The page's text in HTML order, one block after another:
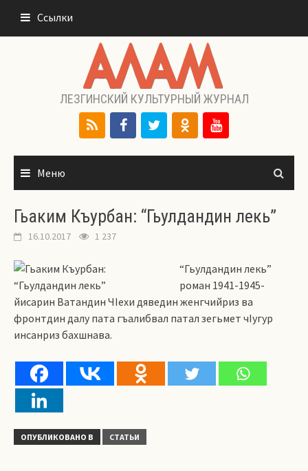
содержимому
Ссылки
ЛЕЗГИНСКИЙ КУЛЬТУРНЫЙ ЖУРНАЛ
Меню
Гьаким Къурбан: “Гьулдандин лекь”
16.10.2017 1 237
“Гьулдандин лекь”
роман 1941-1945-
йисарин Ватандин ЧIехи дяведин женгчийриз ва
фронтдин далу пата гъалибвал патал зегьмет чIугур
инсанриз бахшнава.
ОПУБЛИКОВАНО В СТАТЬИ